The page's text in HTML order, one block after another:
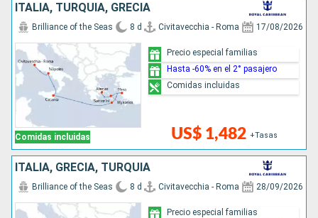
ITALIA, TURQUÍA, GRECIA
Comidas incluidas
Brilliance of the Seas 8 d Civitavecchia - Roma 17/08/2026
US$ 1,482 +Tasas
Precio especial familias
Hasta -60% en el 2° pasajero
Comidas incluidas
ITALIA, GRECIA, TURQUÍA
Brilliance of the Seas 8 d Civitavecchia - Roma 28/09/2026
Precio especial familias